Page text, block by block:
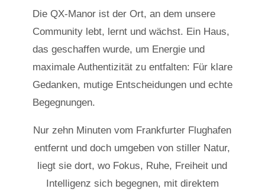
Die QX-Manor ist der Ort, an dem unsere
Community lebt, lernt und wächst. Ein Haus,
das geschaffen wurde, um Energie und
maximale Authentizität zu entfalten: Für klare
Gedanken, mutige Entscheidungen und echte
Begegnungen.
Nur zehn Minuten vom Frankfurter Flughafen
entfernt und doch umgeben von stiller Natur,
liegt sie dort, wo Fokus, Ruhe, Freiheit und
Intelligenz sich begegnen, mit direktem